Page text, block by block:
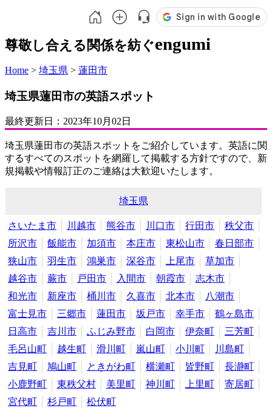
尊敬し合える関係を紡ぐengumi
Home > 埼玉県 > 蓮田市
埼玉県蓮田市の英語スポット
最終更新日： 2023年10月02日
埼玉県蓮田市の英語スポットをご紹介しています。英語に関
するすべてのスポットを網羅して掲載する方針ですので、新
規掲載や情報訂正のご連絡は大歓迎いたします。
埼玉県
さいたま市 川越市 熊谷市 川口市 行田市
秩父市
所沢市
飯能市 加須市 本庄市 東松山市
春日部市
狭山市
羽生市 鴻巣市 深谷市 上尾市
草加市
越谷市
蕨市 戸田市 入間市 朝霞市
志木市
和光市
新座市 桶川市 久喜市 北本市
八潮市
富士見市
三郷市 蓮田市 坂戸市 幸手市
鶴ヶ島市
日高市
吉川市 ふじみ野市 白岡市 伊奈町
三芳町
毛呂山町
越生町 滑川町 嵐山町 小川町
川島町
吉見町
鳩山町 ときがわ町 横瀬町 皆野町
長瀞町
小鹿野町
東秩父村 美里町 神川町 上里町
寄居町
宮代町
杉戸町 松伏町